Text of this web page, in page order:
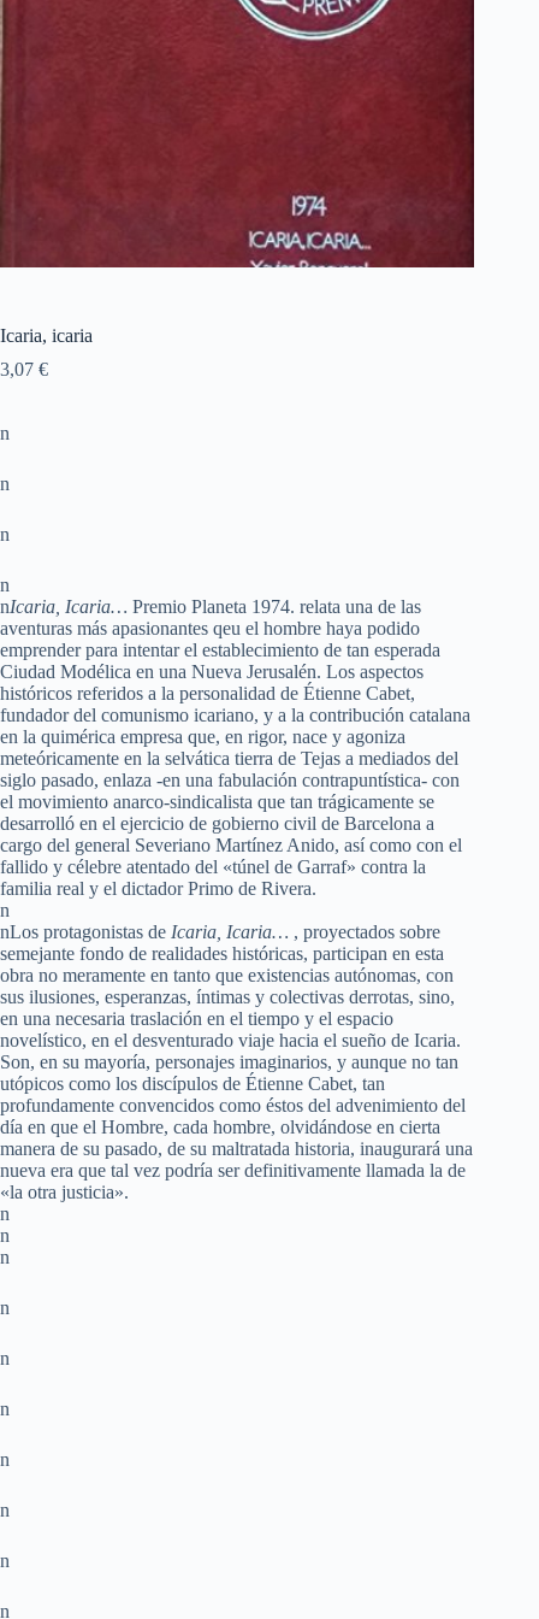
Icaria, icaria
3,07 €
n
n
n
n
nIcaria, Icaria… Premio Planeta 1974. relata una de las
aventuras más apasionantes qeu el hombre haya podido
emprender para intentar el establecimiento de tan esperada
Ciudad Modélica en una Nueva Jerusalén. Los aspectos
históricos referidos a la personalidad de Étienne Cabet,
fundador del comunismo icariano, y a la contribución catalana
en la quimérica empresa que, en rigor, nace y agoniza
meteóricamente en la selvática tierra de Tejas a mediados del
siglo pasado, enlaza -en una fabulación contrapuntística- con
el movimiento anarco-sindicalista que tan trágicamente se
desarrolló en el ejercicio de gobierno civil de Barcelona a
cargo del general Severiano Martínez Anido, así como con el
fallido y célebre atentado del «túnel de Garraf» contra la
familia real y el dictador Primo de Rivera.
n
nLos protagonistas de Icaria, Icaria… , proyectados sobre
semejante fondo de realidades históricas, participan en esta
obra no meramente en tanto que existencias autónomas, con
sus ilusiones, esperanzas, íntimas y colectivas derrotas, sino,
en una necesaria traslación en el tiempo y el espacio
novelístico, en el desventurado viaje hacia el sueño de Icaria.
Son, en su mayoría, personajes imaginarios, y aunque no tan
utópicos como los discípulos de Étienne Cabet, tan
profundamente convencidos como éstos del advenimiento del
día en que el Hombre, cada hombre, olvidándose en cierta
manera de su pasado, de su maltratada historia, inaugurará una
nueva era que tal vez podría ser definitivamente llamada la de
«la otra justicia».
n
n
n
n
n
n
n
n
n
n